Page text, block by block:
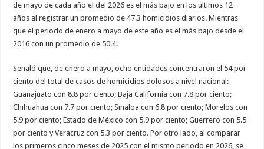
de mayo de cada año el del 2026 es el más bajo en los últimos 12
años al registrar un promedio de 47.3 homicidios diarios. Mientras
que el periodo de enero a mayo de este año es el más bajo desde el
2016 con un promedio de 50.4.
Señaló que, de enero a mayo, ocho entidades concentraron el 54 por
ciento del total de casos de homicidios dolosos a nivel nacional:
Guanajuato con 8.8 por ciento; Baja California con 7.8 por ciento;
Chihuahua con 7.7 por ciento; Sinaloa con 6.8 por ciento; Morelos con
5.9 por ciento; Estado de México con 5.9 por ciento; Guerrero con 5.5
por ciento y Veracruz con 5.3 por ciento. Por otro lado, al comparar
los primeros cinco meses de 2025 con el mismo periodo en 2026, se